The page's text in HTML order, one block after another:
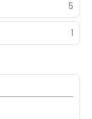
5
1